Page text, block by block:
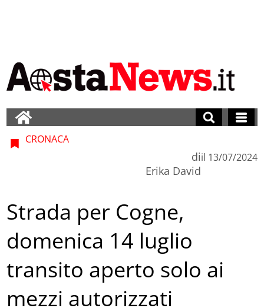
CRONACA
di
Erika David
il 13/07/2024
Strada per Cogne,
domenica 14 luglio
transito aperto solo ai
mezzi autorizzati